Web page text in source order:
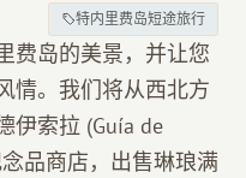
特内里费岛短途旅行
费岛的美景，并让您
情。我们将从西北方
伊索拉 (Guía de
品商店，出售琳琅满